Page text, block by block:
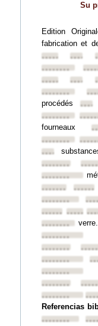
Su
Edition
fabrication et
••••••••
••••••••
••••••••
••••••••
procédés
••••••••
fourneaux
••••••••
••••••••
••••••••
••••••••
••••••••
••••••••
••••••••••••••••
••••••••
••••••••
••••••••
••••••••
••••••••
••••••••
••••••••
Referencias
••••••••